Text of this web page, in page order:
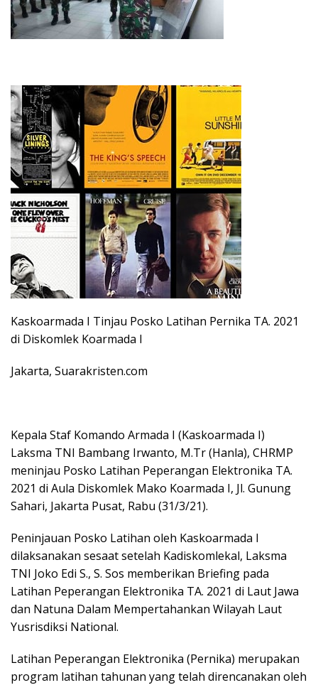
Kaskoarmada I Tinjau Posko Latihan Pernika TA. 2021
di Diskomlek Koarmada I
Jakarta, Suarakristen.com
Kepala Staf Komando Armada I (Kaskoarmada I)
Laksma TNI Bambang Irwanto, M.Tr (Hanla), CHRMP
meninjau Posko Latihan Peperangan Elektronika TA.
2021 di Aula Diskomlek Mako Koarmada I, Jl. Gunung
Sahari, Jakarta Pusat, Rabu (31/3/21).
Peninjauan Posko Latihan oleh Kaskoarmada I
dilaksanakan sesaat setelah Kadiskomlekal, Laksma
TNI Joko Edi S., S. Sos memberikan Briefing pada
Latihan Peperangan Elektronika TA. 2021 di Laut Jawa
dan Natuna Dalam Mempertahankan Wilayah Laut
Yusrisdiksi National.
Latihan Peperangan Elektronika (Pernika) merupakan
program latihan tahunan yang telah direncanakan oleh